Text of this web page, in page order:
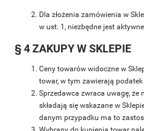
Dla złożenia zamówienia w
w ust. 1, niezbędne jest
§ 4 ZAKUPY W SKLEPIE
Ceny towarów widoczne w
towar, w tym zawierają podatek
Sprzedawca zwraca uwagę, że
składają się wskazane w
danym przypadku ma to